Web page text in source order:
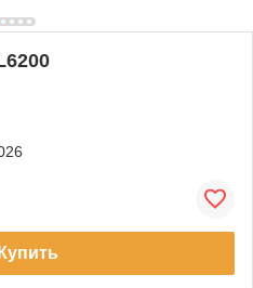
Купить